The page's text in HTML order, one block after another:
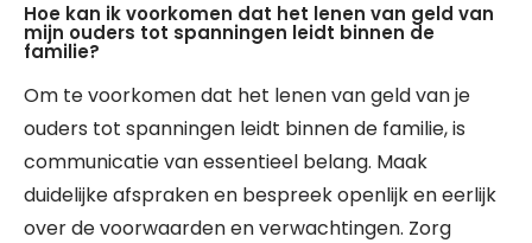
Hoe kan ik voorkomen dat het lenen van geld van
mijn ouders tot spanningen leidt binnen de
familie?
Om te voorkomen dat het lenen van geld van je
ouders tot spanningen leidt binnen de familie, is
communicatie van essentieel belang. Maak
duidelijke afspraken en bespreek openlijk en eerlijk
over de voorwaarden en verwachtingen. Zorg